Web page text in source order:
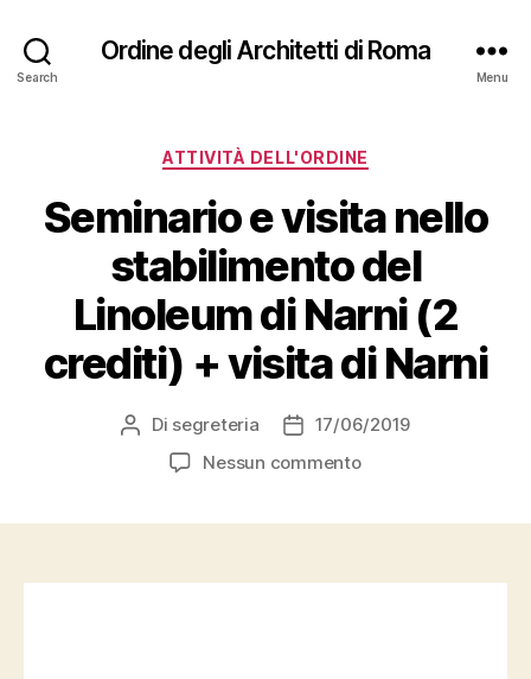
Search
Ordine degli Architetti di Roma
Menu
Categorie
ATTIVITÀ DELL'ORDINE
Seminario e visita nello
stabilimento del
Linoleum di Narni (2
crediti) + visita di Narni
Autore
articolo
Di segreteria
Data17/06/2019
Nessun commentosu